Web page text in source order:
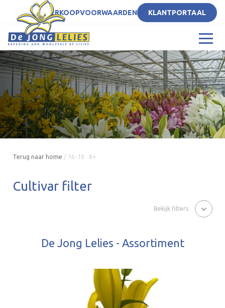
NLVERKOOPVOORWAARDEN KLANTPORTAAL
Terug naar home / 16-18 : 8+
Cultivar filter
Bekijk filters
De Jong Lelies - Assortiment